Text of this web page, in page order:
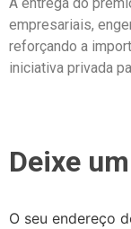
A entrega do
empresariais,
reforçando a
iniciativa privada
Deixe
O seu endereço